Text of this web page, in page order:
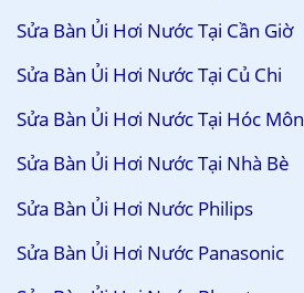
Sửa Bàn Ủi Hơi Nước Tại Cần Giờ
Sửa Bàn Ủi Hơi Nước Tại Củ Chi
Sửa Bàn Ủi Hơi Nước Tại Hóc Môn
Sửa Bàn Ủi Hơi Nước Tại Nhà Bè
Sửa Bàn Ủi Hơi Nước Philips
Sửa Bàn Ủi Hơi Nước Panasonic